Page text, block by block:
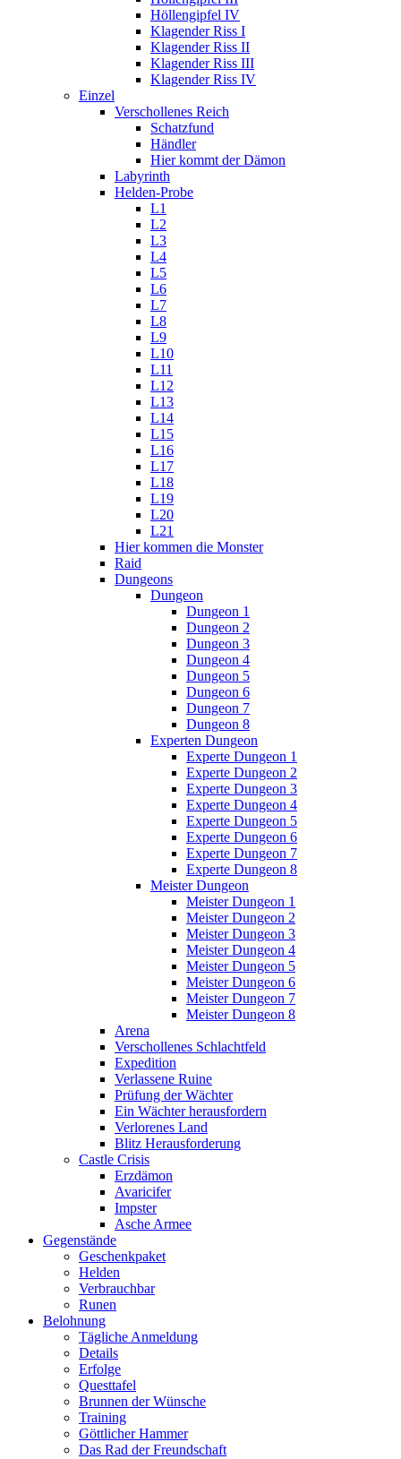
Höllengipfel IV
Klagender Riss I
Klagender Riss II
Klagender Riss III
Klagender Riss IV
Einzel
Verschollenes Reich
Schatzfund
Händler
Hier kommt der Dämon
Labyrinth
Helden-Probe
L1
L2
L3
L4
L5
L6
L7
L8
L9
L10
L11
L12
L13
L14
L15
L16
L17
L18
L19
L20
L21
Hier kommen die Monster
Raid
Dungeons
Dungeon
Dungeon 1
Dungeon 2
Dungeon 3
Dungeon 4
Dungeon 5
Dungeon 6
Dungeon 7
Dungeon 8
Experten Dungeon
Experte Dungeon 1
Experte Dungeon 2
Experte Dungeon 3
Experte Dungeon 4
Experte Dungeon 5
Experte Dungeon 6
Experte Dungeon 7
Experte Dungeon 8
Meister Dungeon
Meister Dungeon 1
Meister Dungeon 2
Meister Dungeon 3
Meister Dungeon 4
Meister Dungeon 5
Meister Dungeon 6
Meister Dungeon 7
Meister Dungeon 8
Arena
Verschollenes Schlachtfeld
Expedition
Verlassene Ruine
Prüfung der Wächter
Ein Wächter herausfordern
Verlorenes Land
Blitz Herausforderung
Castle Crisis
Erzdämon
Avaricifer
Impster
Asche Armee
Gegenstände
Geschenkpaket
Helden
Verbrauchbar
Runen
Belohnung
Tägliche Anmeldung
Details
Erfolge
Questtafel
Brunnen der Wünsche
Training
Göttlicher Hammer
Das Rad der Freundschaft